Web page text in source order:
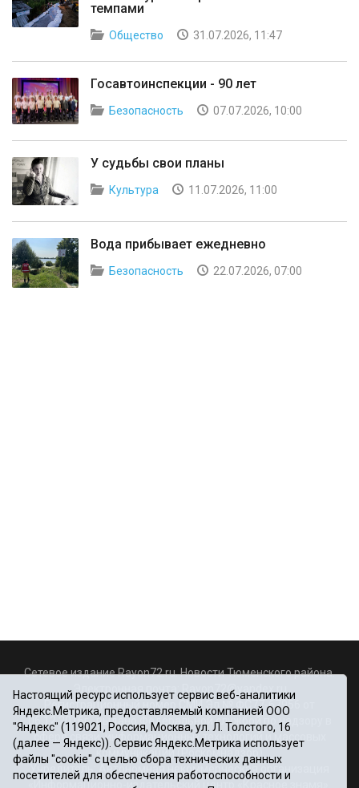
темпами
Общество 31.07.2026, 11:47
Госавтоинспекции - 90 лет
Безопасность 07.07.2026, 10:00
У судьбы свои планы
Культура 11.07.2026, 11:00
Вода прибывает ежедневно
Безопасность 22.07.2026, 07:00
Сетевое издание Rayon72.ru. Новости Тюменского района.
Rayon72@yandex.ru
Регистрационный номер СМИ Эл № ФС77-67956 от
06.12.2016г., выдано Федеральной службой по надзору в
сфере связи, информационных технологий и массовых
коммуникаций (Роскомнадзор)
Учредитель: Автономная некоммерческая организация
«Информационно-издательский центр «Красное знамя».
Настоящий ресурс использует сервис веб-аналитики
Яндекс.Метрика, предоставляемый компанией ООО
"Яндекс" (119021, Россия, Москва, ул. Л. Толстого, 16
(далее — Яндекс)). Сервис Яндекс.Метрика использует
файлы "cookie" с целью сбора технических данных
посетителей для обеспечения работоспособности и